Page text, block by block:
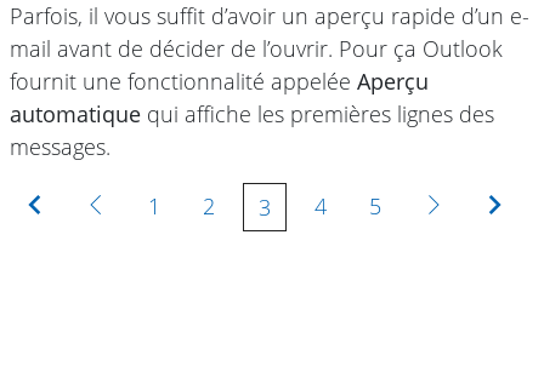
Parfois, il vous suffit d’avoir un aperçu rapide d’un e-
mail avant de décider de l’ouvrir. Pour ça Outlook
fournit une fonctionnalité appelée Aperçu
automatique qui affiche les premières lignes des
messages.
PremièrePrécédente
1 2 3 4 5 Suivante